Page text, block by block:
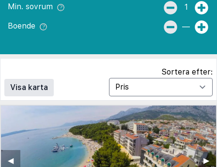
Min. sovrum 1
Boende —
Visa karta
Sortera efter:
▶︎
◀︎